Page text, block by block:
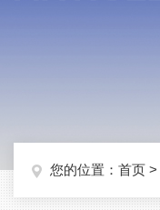
您的位置： 首页 >